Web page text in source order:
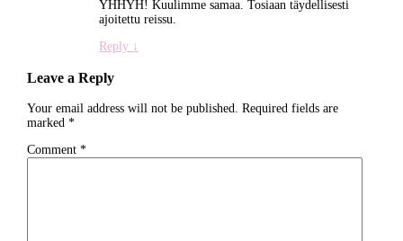
YHHYH! Kuulimme samaa. Tosiaan täydellisesti
ajoitettu reissu.
Reply ↓
Leave a Reply
Your email address will not be published. Required fields are
marked *
Comment *